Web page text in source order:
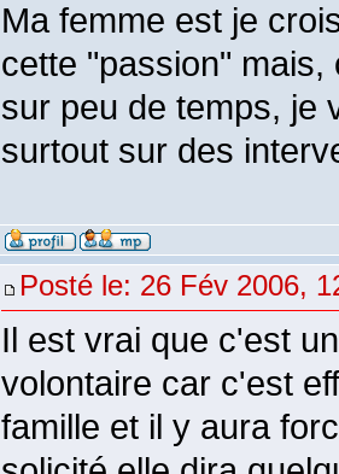
Ma femme est je
cette "passion"
sur peu de temps, je
surtout sur des
Posté le: 26 Fév 2006,
Il est vrai que c'est
volontaire car c'est
famille et il y aura